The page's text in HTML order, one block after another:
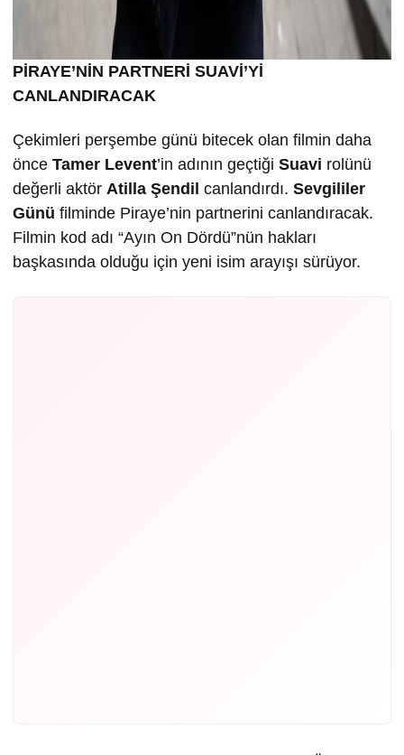
PİRAYE’NİN PARTNERİ SUAVİ’Yİ
CANLANDIRACAK
Çekimleri perşembe günü bitecek olan filmin daha
önce Tamer Levent’in adının geçtiği Suavi rolünü
değerli aktör Atilla Şendil canlandırdı. Sevgililer
Günü filminde Piraye’nin partnerini canlandıracak.
Filmin kod adı “Ayın On Dördü”nün hakları
başkasında olduğu için yeni isim arayışı sürüyor.